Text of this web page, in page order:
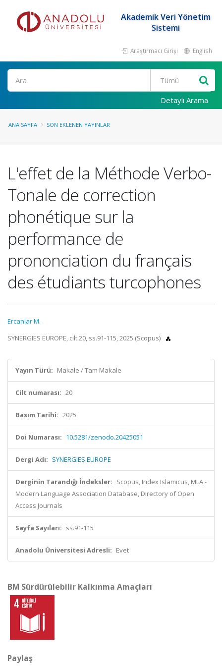
Akademik Veri Yönetim
Sistemi
Araştırmacı Girişi English
Ara
Detaylı Arama
ANA SAYFA SON EKLENEN YAYINLAR
L'effet de la Méthode Verbo-
Tonale de correction
phonétique sur la
performance de
prononciation du français
des étudiants turcophones
Ercanlar M.
SYNERGIES EUROPE, cilt.20, ss.91-115, 2025 (Scopus)
Yayın Türü: Makale / Tam Makale
Cilt numarası: 20
Basım Tarihi: 2025
Doi Numarası: 10.5281/zenodo.20425051
Dergi Adı: SYNERGIES EUROPE
Derginin Tarandığı İndeksler: Scopus, Index Islamicus, MLA -
Modern Language Association Database, Directory of Open
Access Journals
Sayfa Sayıları: ss.91-115
Anadolu Üniversitesi Adresli: Evet
BM Sürdürülebilir Kalkınma Amaçları
Paylaş